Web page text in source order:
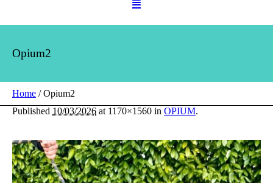
Opium2
Home /Opium2
Published 10/03/2026 at 1170×1560 in OPIUM.